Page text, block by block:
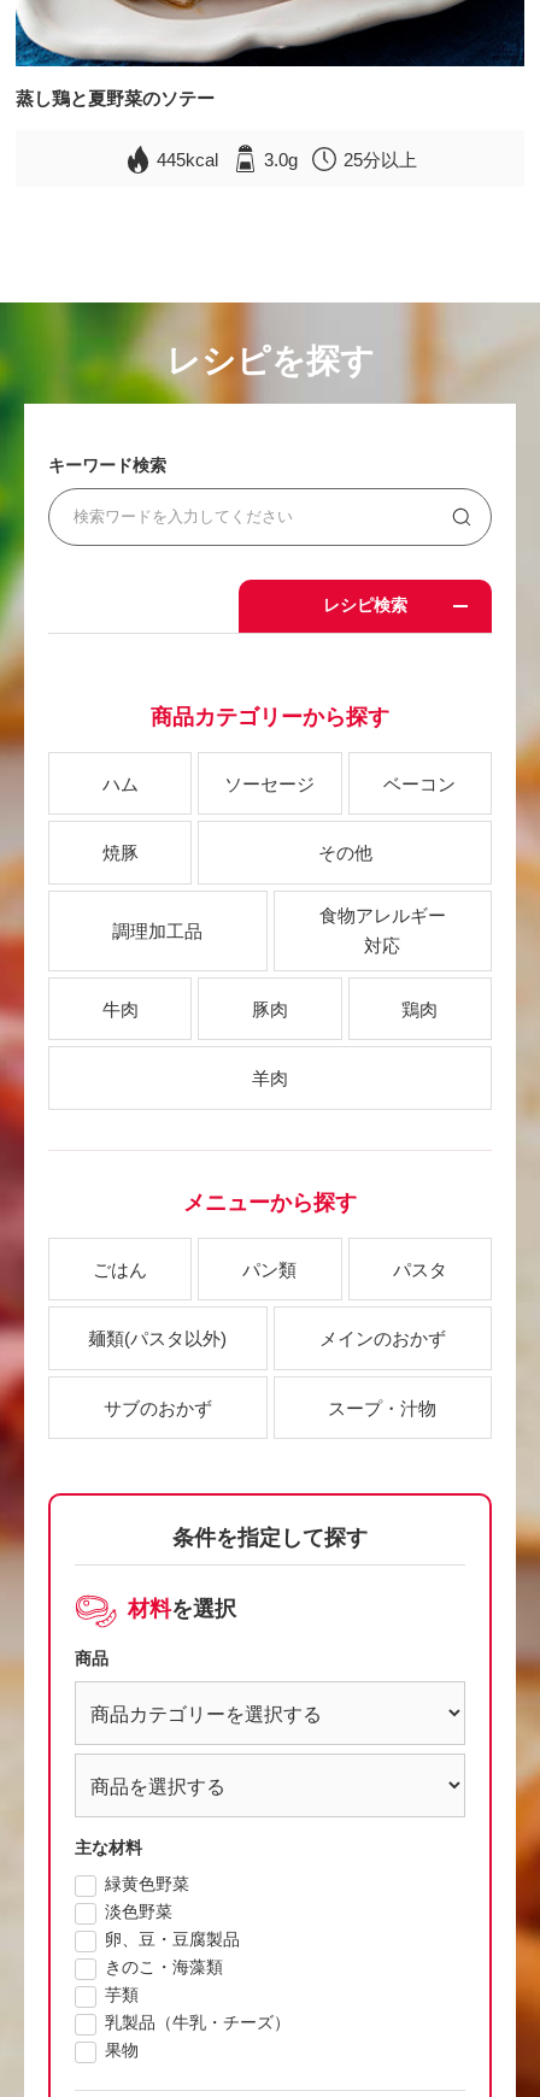
蒸し鶏と夏野菜のソテー
445kcal 3.0g 25分以上
レシピを探す
キーワード検索
レシピ検索
商品カテゴリーから探す
ハム ソーセージ ベーコン
焼豚 その他
調理加工品
食物アレルギー
対応
牛肉 豚肉 鶏肉
羊肉
メニューから探す
ごはん パン類 パスタ
麺類(パスタ以外) メインのおかず
サブのおかず スープ・汁物
条件を指定して探す
材料を選択
商品
主な材料
緑黄色野菜
淡色野菜
卵、豆・豆腐製品
きのこ・海藻類
芋類
乳製品（牛乳・チーズ）
果物